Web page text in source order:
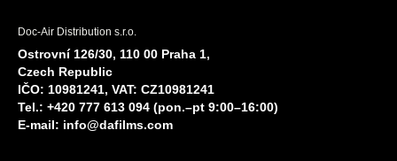
Doc-Air Distribution s.r.o.
Ostrovní 126/30, 110 00 Praha 1,
Czech Republic
IČO: 10981241, VAT: CZ10981241
Tel.: +420 777 613 094 (pon.–pt 9:00–16:00)
E-mail: info@dafilms.com